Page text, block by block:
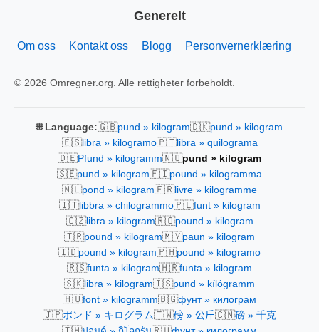
Generelt
Om oss Kontakt oss Blogg Personvernerklæring
© 2026 Omregner.org. Alle rettigheter forbeholdt.
🌐 Language:🇬🇧pund » kilogram🇩🇰pund » kilogram
🇪🇸libra » kilogramo🇵🇹libra » quilograma
🇩🇪Pfund » kilogramm🇳🇴pund » kilogram
🇸🇪pund » kilogram🇫🇮pound » kilogramma
🇳🇱pond » kilogram🇫🇷livre » kilogramme
🇮🇹libbra » chilogrammo🇵🇱funt » kilogram
🇨🇿libra » kilogram🇷🇴pound » kilogram
🇹🇷pound » kilogram🇲🇾paun » kilogram
🇮🇩pound » kilogram🇵🇭pound » kilogramo
🇷🇸funta » kilogram🇭🇷funta » kilogram
🇸🇰libra » kilogram🇮🇸pund » kílógramm
🇭🇺font » kilogramm🇧🇬фунт » килограм
🇯🇵ポンド » キログラム🇹🇼磅 » 公斤🇨🇳磅 » 千克